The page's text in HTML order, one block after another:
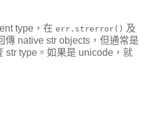
type，在 err.strerror() 及
傳 native str objects，但通常是
str type。如果是 unicode，就